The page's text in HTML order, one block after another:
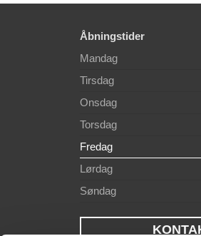
Åbningstider
Mandag
Tirsdag
Onsdag
Torsdag
Fredag
Lørdag
Søndag